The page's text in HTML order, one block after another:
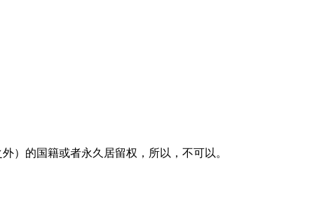
）的国籍或者永久居留权，所以，不可以。